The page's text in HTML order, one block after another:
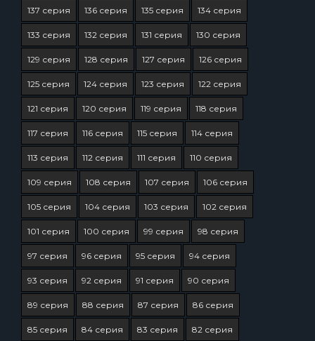
137 серия 136 серия 135 серия 134 серия
133 серия 132 серия 131 серия 130 серия
129 серия 128 серия 127 серия 126 серия
125 серия 124 серия 123 серия 122 серия
121 серия 120 серия 119 серия 118 серия
117 серия 116 серия 115 серия 114 серия
113 серия 112 серия 111 серия 110 серия
109 серия 108 серия 107 серия 106 серия
105 серия 104 серия 103 серия 102 серия
101 серия 100 серия 99 серия 98 серия
97 серия 96 серия 95 серия 94 серия
93 серия 92 серия 91 серия 90 серия
89 серия 88 серия 87 серия 86 серия
85 серия 84 серия 83 серия 82 серия